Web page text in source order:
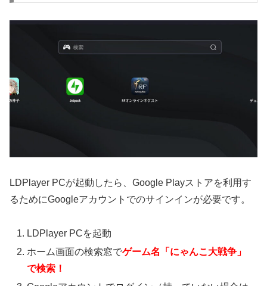
LDPlayer PCが起動したら、Google Playストアを利用す
るためにGoogleアカウントでのサインインが必要です。
LDPlayer PCを起動
ホーム画面の検索窓でゲーム名「にゃんこ大戦争」
で検索！